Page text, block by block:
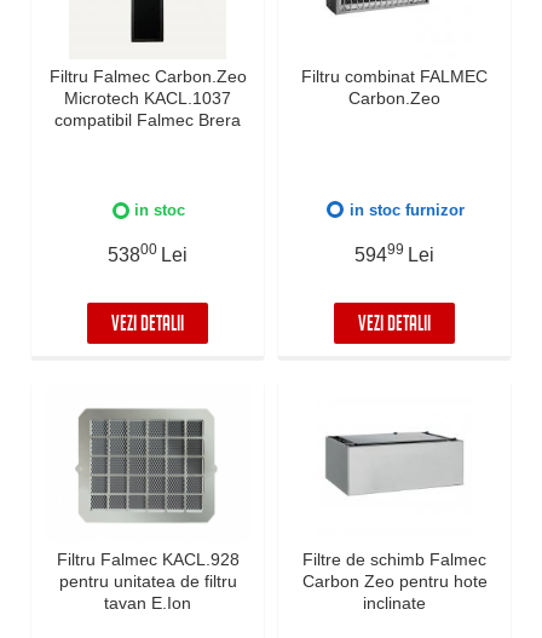
Filtru Falmec Carbon.Zeo
Microtech KACL.1037
compatibil Falmec Brera
in stoc
53800 Lei
VEZI DETALII
Filtru combinat FALMEC
Carbon.Zeo
in stoc furnizor
59499 Lei
VEZI DETALII
Filtru Falmec KACL.928
pentru unitatea de filtru
tavan E.Ion
Filtre de schimb Falmec
Carbon Zeo pentru hote
inclinate